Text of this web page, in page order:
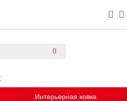
Интерьерная ковка